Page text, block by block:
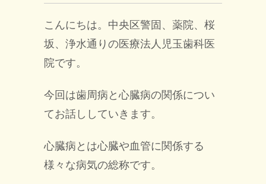
こんにちは。中央区警固、薬院、桜
坂、浄水通りの医療法人児玉歯科医
院です。
今回は歯周病と心臓病の関係につい
てお話ししていきます。
心臓病とは心臓や血管に関係する
様々な病気の総称です。